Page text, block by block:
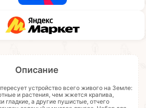
Описание
устройство всего живого на Земле:
и растения, чем жжется крапива,
гладкие, а другие пушистые, отчего